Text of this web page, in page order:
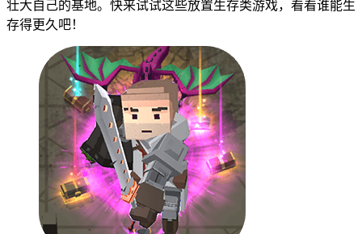
壮大自己的基地。快来试试这些放置生存类游戏，看看谁能生
存得更久吧！